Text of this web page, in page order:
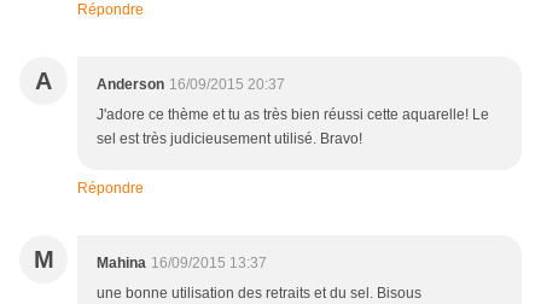
Répondre
A Anderson 16/09/2015 20:37
J'adore ce thème et tu as très bien réussi cette aquarelle! Le
sel est très judicieusement utilisé. Bravo!
Répondre
M Mahina 16/09/2015 13:37
une bonne utilisation des retraits et du sel. Bisous